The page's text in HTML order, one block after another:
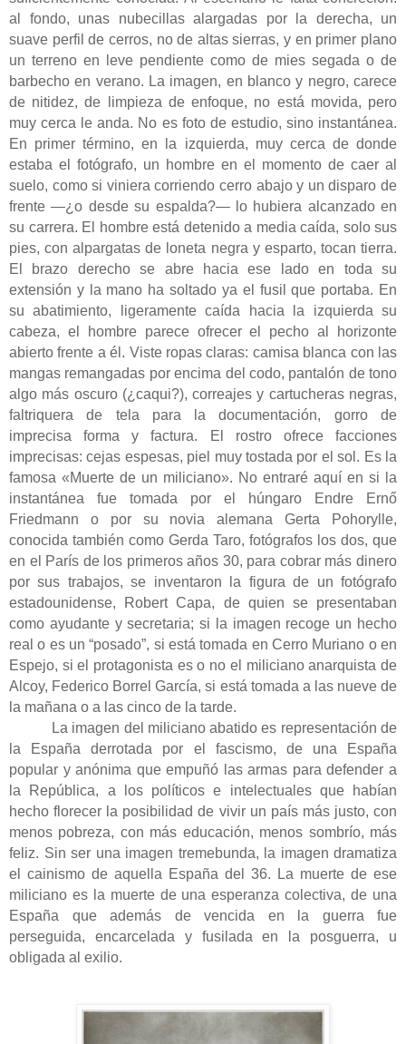
al fondo, unas nubecillas alargadas por la derecha, un
suave perfil de cerros, no de altas sierras, y en primer plano
un terreno en leve pendiente como de mies segada o de
barbecho en verano. La imagen, en blanco y negro, carece
de nitidez, de limpieza de enfoque, no está movida, pero
muy cerca le anda. No es foto de estudio, sino instantánea.
En primer término, en la izquierda, muy cerca de donde
estaba el fotógrafo, un hombre en el momento de caer al
suelo, como si viniera corriendo cerro abajo y un disparo de
frente —¿o desde su espalda?— lo hubiera alcanzado en
su carrera. El hombre está detenido a media caída, solo sus
pies, con alpargatas de loneta negra y esparto, tocan tierra.
El brazo derecho se abre hacia ese lado en toda su
extensión y la mano ha soltado ya el fusil que portaba. En
su abatimiento, ligeramente caída hacia la izquierda su
cabeza, el hombre parece ofrecer el pecho al horizonte
abierto frente a él. Viste ropas claras: camisa blanca con las
mangas remangadas por encima del codo, pantalón de tono
algo más oscuro (¿caqui?), correajes y cartucheras negras,
faltriquera de tela para la documentación, gorro de
imprecisa forma y factura. El rostro ofrece facciones
imprecisas: cejas espesas, piel muy tostada por el sol. Es la
famosa «Muerte de un miliciano». No entraré aquí en si la
instantánea fue tomada por el húngaro Endre Ernő
Friedmann o por su novia alemana Gerta Pohorylle,
conocida también como Gerda Taro, fotógrafos los dos, que
en el París de los primeros años 30, para cobrar más dinero
por sus trabajos, se inventaron la figura de un fotógrafo
estadounidense, Robert Capa, de quien se presentaban
como ayudante y secretaria; si la imagen recoge un hecho
real o es un “posado”, si está tomada en Cerro Muriano o en
Espejo, si el protagonista es o no el miliciano anarquista de
Alcoy, Federico Borrel García, si está tomada a las nueve de
la mañana o a las cinco de la tarde.
La imagen del miliciano abatido es representación de
la España derrotada por el fascismo, de una España
popular y anónima que empuñó las armas para defender a
la República, a los políticos e intelectuales que habían
hecho florecer la posibilidad de vivir un país más justo, con
menos pobreza, con más educación, menos sombrío, más
feliz. Sin ser una imagen tremebunda, la imagen dramatiza
el cainismo de aquella España del 36. La muerte de ese
miliciano es la muerte de una esperanza colectiva, de una
España que además de vencida en la guerra fue
perseguida, encarcelada y fusilada en la posguerra, u
obligada al exilio.